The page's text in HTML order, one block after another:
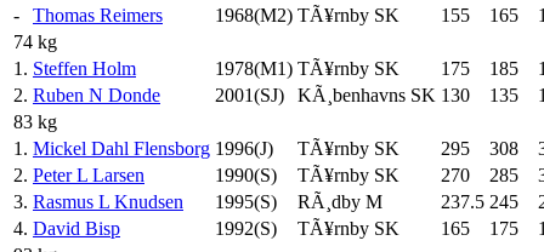
-
Thomas Reimers 1968(M2) TÃ¥rnby SK 155 165
74 kg
1. Steffen Holm 1978(M1) TÃ¥rnby SK 175 185
2. Ruben N Donde 2001(SJ) KÃ¸benhavns SK 130 135
83 kg
1. Mickel Dahl Flensborg 1996(J) TÃ¥rnby SK 295 308
2. Peter L Larsen 1990(S) TÃ¥rnby SK 270 285
3. Rasmus L Knudsen 1995(S) RÃ¸dby M 237.5 245
4. David Bisp 1992(S) TÃ¥rnby SK 165 175